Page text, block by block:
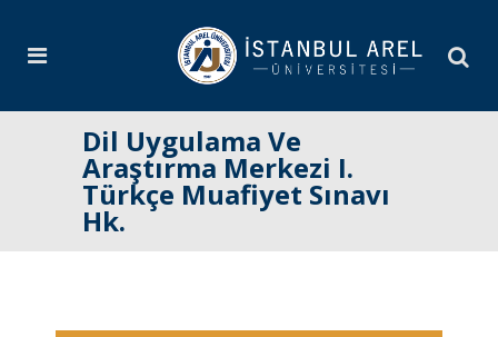
Dil Uygulama Ve
Araştırma Merkezi I.
Türkçe Muafiyet Sınavı
Hk.